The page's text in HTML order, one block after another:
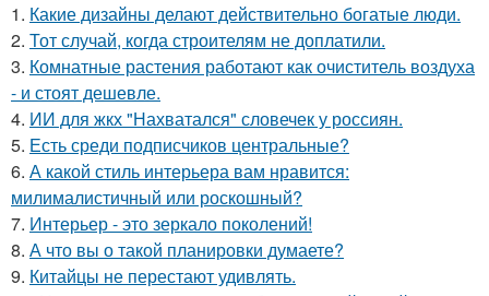
1. Какие дизайны делают действительно богатые люди.
2. Тот случай, когда строителям не доплатили.
3. Комнатные растения работают как очиститель воздуха
- и стоят дешевле.
4. ИИ для жкх "Нахватался" словечек у россиян.
5. Есть среди подписчиков центральные?
6. А какой стиль интерьера вам нравится:
милималистичный или роскошный?
7. Интерьер - это зеркало поколений!
8. А что вы о такой планировки думаете?
9. Китайцы не перестают удивлять.